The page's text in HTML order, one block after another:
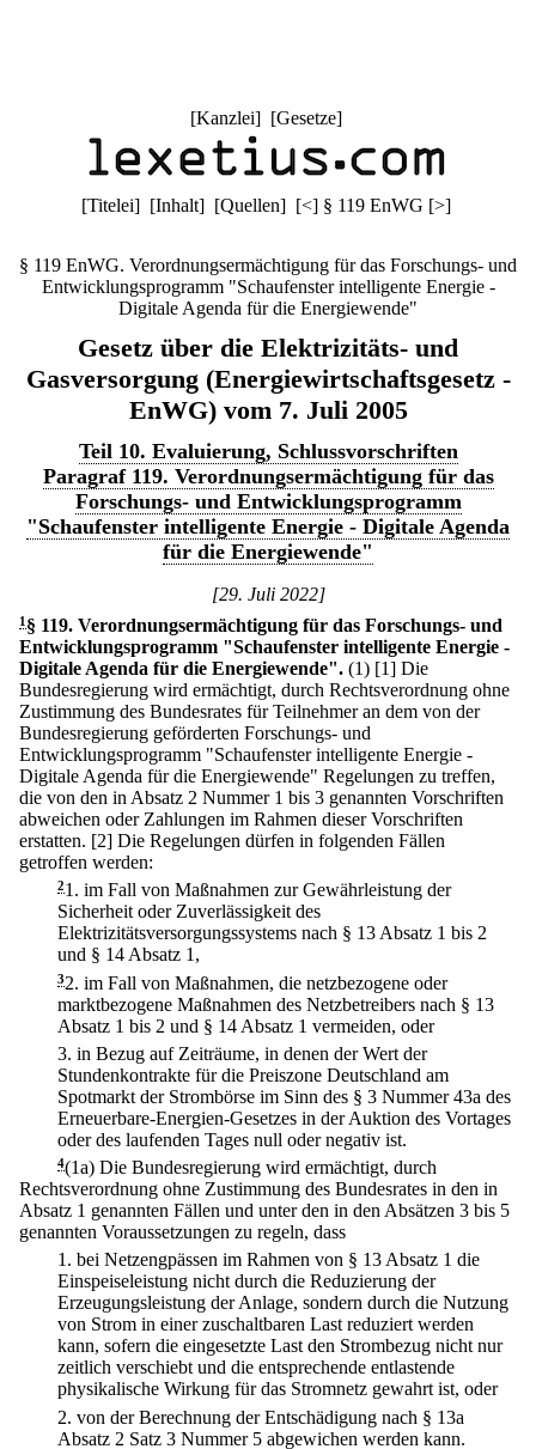
[Kanzlei] [Gesetze]
[Titelei] [Inhalt] [Quellen] [<] § 119 EnWG [>]
§ 119 EnWG. Verordnungsermächtigung für das Forschungs- und
Entwicklungsprogramm "Schaufenster intelligente Energie -
Digitale Agenda für die Energiewende"
Gesetz über die Elektrizitäts- und
Gasversorgung (Energiewirtschaftsgesetz -
EnWG) vom 7. Juli 2005
Teil 10. Evaluierung, Schlussvorschriften
Paragraf 119. Verordnungsermächtigung für das
Forschungs- und Entwicklungsprogramm
"Schaufenster intelligente Energie - Digitale Agenda
für die Energiewende"
[29. Juli 2022]
1 § 119. Verordnungsermächtigung für das Forschungs- und
Entwicklungsprogramm "Schaufenster intelligente Energie -
Digitale Agenda für die Energiewende". (1) [1] Die
Bundesregierung wird ermächtigt, durch Rechtsverordnung ohne
Zustimmung des Bundesrates für Teilnehmer an dem von der
Bundesregierung geförderten Forschungs- und
Entwicklungsprogramm "Schaufenster intelligente Energie -
Digitale Agenda für die Energiewende" Regelungen zu treffen,
die von den in Absatz 2 Nummer 1 bis 3 genannten Vorschriften
abweichen oder Zahlungen im Rahmen dieser Vorschriften
erstatten. [2] Die Regelungen dürfen in folgenden Fällen
getroffen werden:
21. im Fall von Maßnahmen zur Gewährleistung der
Sicherheit oder Zuverlässigkeit des
Elektrizitätsversorgungssystems nach § 13 Absatz 1 bis 2
und § 14 Absatz 1,
32. im Fall von Maßnahmen, die netzbezogene oder
marktbezogene Maßnahmen des Netzbetreibers nach § 13
Absatz 1 bis 2 und § 14 Absatz 1 vermeiden, oder
3. in Bezug auf Zeiträume, in denen der Wert der
Stundenkontrakte für die Preiszone Deutschland am
Spotmarkt der Strombörse im Sinn des § 3 Nummer 43a des
Erneuerbare-Energien-Gesetzes in der Auktion des Vortages
oder des laufenden Tages null oder negativ ist.
4(1a) Die Bundesregierung wird ermächtigt, durch
Rechtsverordnung ohne Zustimmung des Bundesrates in den in
Absatz 1 genannten Fällen und unter den in den Absätzen 3 bis 5
genannten Voraussetzungen zu regeln, dass
1. bei Netzengpässen im Rahmen von § 13 Absatz 1 die
Einspeiseleistung nicht durch die Reduzierung der
Erzeugungsleistung der Anlage, sondern durch die Nutzung
von Strom in einer zuschaltbaren Last reduziert werden
kann, sofern die eingesetzte Last den Strombezug nicht nur
zeitlich verschiebt und die entsprechende entlastende
physikalische Wirkung für das Stromnetz gewahrt ist, oder
2. von der Berechnung der Entschädigung nach § 13a
Absatz 2 Satz 3 Nummer 5 abgewichen werden kann.